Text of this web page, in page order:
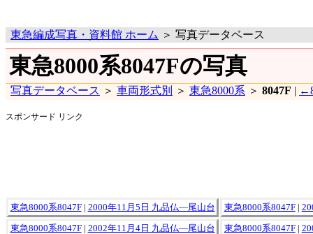
東急編成写真・資料館 ホーム ＞ 写真データベース
東急8000系8047Fの写真
写真データベース ＞ 車両形式別 ＞ 東急8000系 ＞ 8047F |
スポンサード リンク
東急8000系8047F| 2000年11月5日 九品仏―尾山台 東急8000系8047F|
東急8000系8047F| 2002年11月4日 九品仏―尾山台 東急8000系8047F|